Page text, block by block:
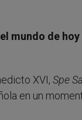
mundo de
XVI, Spe
en un